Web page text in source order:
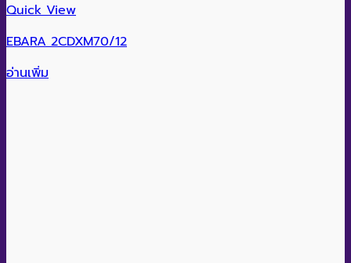
Quick View
EBARA 2CDXM70/12
อ่านเพิ่ม